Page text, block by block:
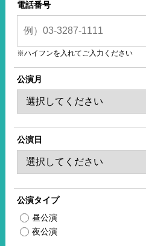
電話番号
※ハイフンを入れてご入力ください
公演月
公演日
公演タイプ
昼公演
夜公演